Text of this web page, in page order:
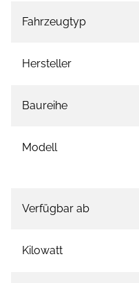
Fahrzeugtyp
Hersteller
Baureihe
Modell
Verfügbar ab
Kilowatt